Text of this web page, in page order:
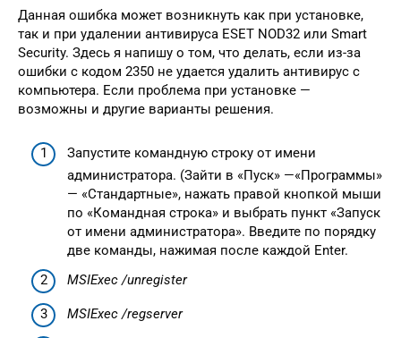
Данная ошибка может возникнуть как при установке,
так и при удалении антивируса ESET NOD32 или Smart
Security. Здесь я напишу о том, что делать, если из-за
ошибки с кодом 2350 не удается удалить антивирус с
компьютера. Если проблема при установке —
возможны и другие варианты решения.
Запустите командную строку от имени
администратора. (Зайти в «Пуск» —«Программы»
— «Стандартные», нажать правой кнопкой мыши
по «Командная строка» и выбрать пункт «Запуск
от имени администратора». Введите по порядку
две команды, нажимая после каждой Enter.
MSIExec /unregister
MSIExec /regserver